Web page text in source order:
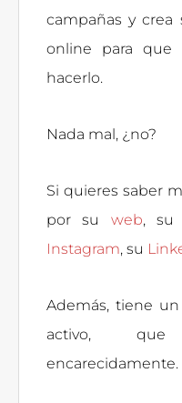
campañas y crea
online para
hacerlo.
Nada mal, ¿no?
Si quieres saber
por su web, su
Instagram, su
Además, tiene un
activo,
encarecidamente.